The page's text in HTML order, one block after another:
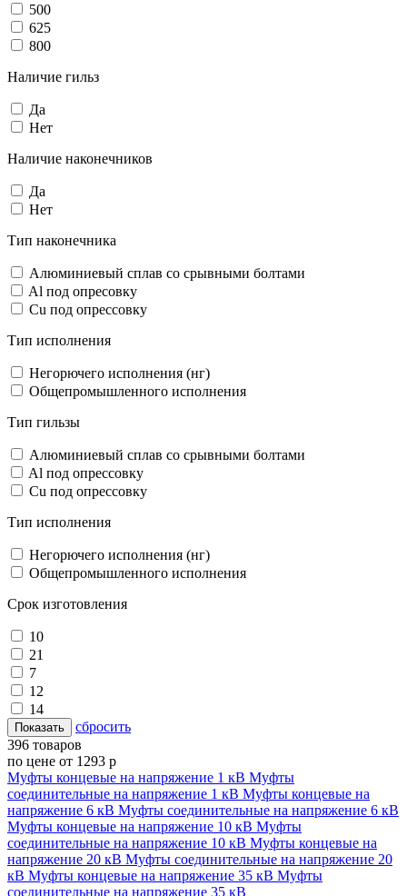
500
625
800
Наличие гильз
Да
Нет
Наличие наконечников
Да
Нет
Тип наконечника
Алюминиевый сплав со срывными болтами
Al под опресовку
Cu под опрессовку
Тип исполнения
Негорючего исполнения (нг)
Общепромышленного исполнения
Тип гильзы
Алюминиевый сплав со срывными болтами
Al под опрессовку
Cu под опрессовку
Тип исполнения
Негорючего исполнения (нг)
Общепромышленного исполнения
Срок изготовления
10
21
7
12
14
cбросить
396 товаров
по цене от 1293 р
Муфты концевые на напряжение 1 кВ Муфты
соединительные на напряжение 1 кВ Муфты концевые на
напряжение 6 кВ Муфты соединительные на напряжение 6 кВ
Муфты концевые на напряжение 10 кВ Муфты
соединительные на напряжение 10 кВ Муфты концевые на
напряжение 20 кВ Муфты соединительные на напряжение 20
кВ Муфты концевые на напряжение 35 кВ Муфты
соединительные на напряжение 35 кВ